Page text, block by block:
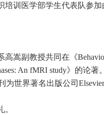
培训医学部学生代表队参
嵩副教授共同在《
An fMRI study》的
为世界著名出版公司